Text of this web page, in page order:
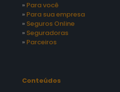
» Para você
» Para sua empresa
» Seguros Online
» Seguradoras
» Parceiros
Conteúdos